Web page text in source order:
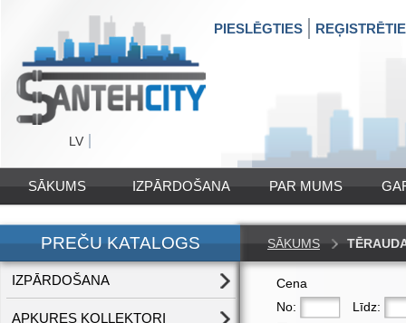
LV
PIESLĒGTIES
SĀKUMS IZPĀRDOŠANA PAR MUMS
PREČU KATALOGS
IZPĀRDOŠANA
APKURES KOLLEKTORI
SĀKUMS
Cena
No:
Līdz: